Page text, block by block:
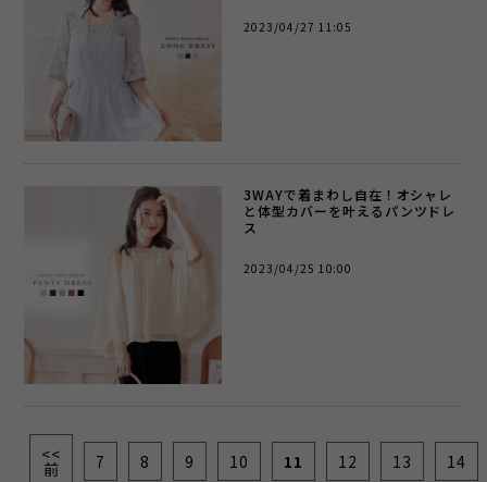
2023/04/27 11:05
3WAYで着まわし自在！オシャレ
と体型カバーを叶えるパンツドレ
ス
2023/04/25 10:00
<<
前 7 8 9 10 11 12 13 14